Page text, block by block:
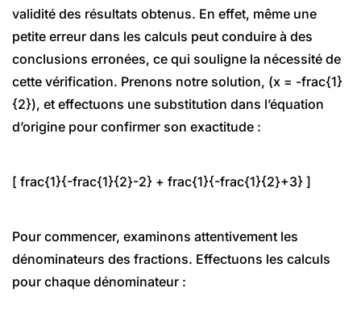
validité des résultats obtenus. En effet, même une
petite erreur dans les calculs peut conduire à des
conclusions erronées, ce qui souligne la nécessité de
cette vérification. Prenons notre solution, (x = -frac{1}
{2}), et effectuons une substitution dans l’équation
d’origine pour confirmer son exactitude :
[ frac{1}{-frac{1}{2}-2} + frac{1}{-frac{1}{2}+3} ]
Pour commencer, examinons attentivement les
dénominateurs des fractions. Effectuons les calculs
pour chaque dénominateur :